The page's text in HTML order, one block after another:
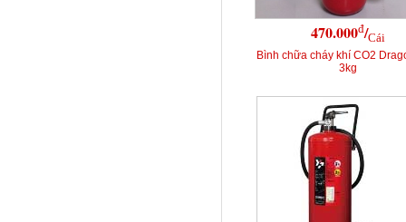
470.000đ/Cái
Bình chữa cháy khí CO2
3kg